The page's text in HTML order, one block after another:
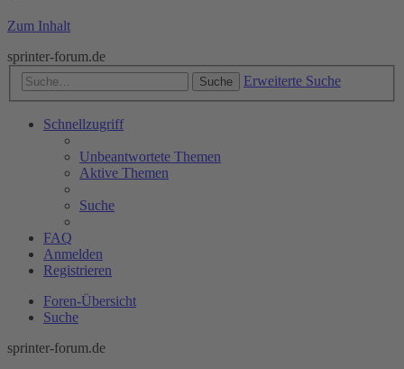
Zum Inhalt
sprinter-forum.de
Suche Erweiterte Suche
Schnellzugriff
Unbeantwortete Themen
Aktive Themen
Suche
FAQ
Anmelden
Registrieren
Foren-Übersicht
Suche
sprinter-forum.de